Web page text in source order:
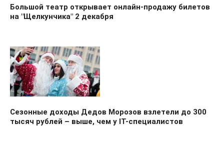
Большой театр открывает онлайн-продажу билетов
на "Щелкунчика" 2 декабря
Сезонные доходы Дедов Морозов взлетели до 300
тысяч рублей – выше, чем у IT-специалистов